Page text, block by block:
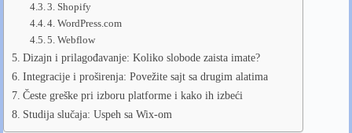
3. Shopify
4. WordPress.com
5. Webflow
Dizajn i prilagođavanje: Koliko slobode zaista imate?
Integracije i proširenja: Povežite sajt sa drugim alatima
Česte greške pri izboru platforme i kako ih izbeći
Studija slučaja: Uspeh sa Wix-om